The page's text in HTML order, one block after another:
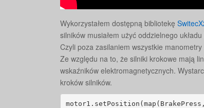
Wykorzystałem dostępną bibliotekę
silników musiałem użyć oddzielnego
Czyli poza zasilaniem wszystkie manometry
Ze względu na to, że silniki krokowe mają
wskaźników elektromagnetycznych.
kroków silników.